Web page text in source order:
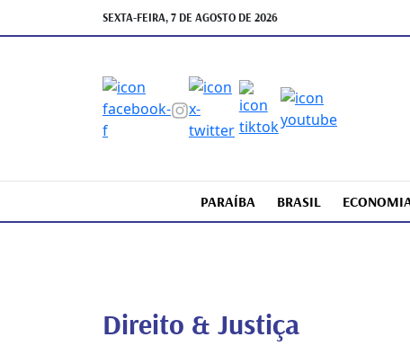
SEXTA-FEIRA, 7 DE AGOSTO DE 2026
PARAÍBA BRASIL
Direito & Justiça